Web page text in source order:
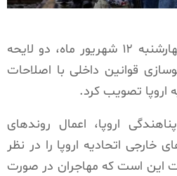
دولت فدرال آلمان، روز چهارشنبه ۱۲ شهریور ماه، دو لایحه
قوانین داخلی با اصلاحات
اروپا تصویب کرد.
اروپا، اعمال روندهای
خارجی اتحادیه اروپا را در نظر
این است که مهاجران در صورت